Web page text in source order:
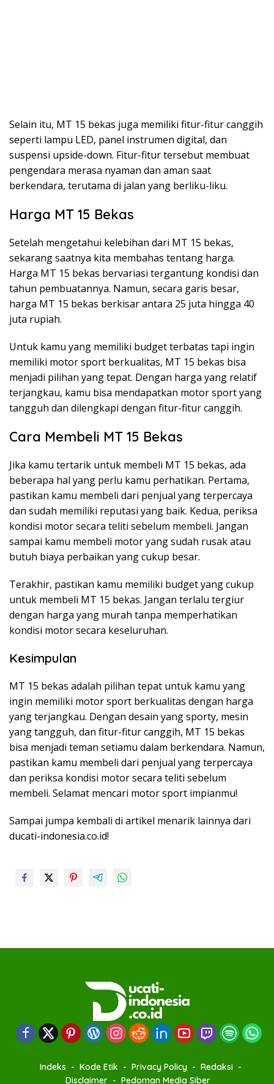
Selain itu, MT 15 bekas juga memiliki fitur-fitur canggih
seperti lampu LED, panel instrumen digital, dan
suspensi upside-down. Fitur-fitur tersebut membuat
pengendara merasa nyaman dan aman saat
berkendara, terutama di jalan yang berliku-liku.
Harga MT 15 Bekas
Setelah mengetahui kelebihan dari MT 15 bekas,
sekarang saatnya kita membahas tentang harga.
Harga MT 15 bekas bervariasi tergantung kondisi dan
tahun pembuatannya. Namun, secara garis besar,
harga MT 15 bekas berkisar antara 25 juta hingga 40
juta rupiah.
Untuk kamu yang memiliki budget terbatas tapi ingin
memiliki motor sport berkualitas, MT 15 bekas bisa
menjadi pilihan yang tepat. Dengan harga yang relatif
terjangkau, kamu bisa mendapatkan motor sport yang
tangguh dan dilengkapi dengan fitur-fitur canggih.
Cara Membeli MT 15 Bekas
Jika kamu tertarik untuk membeli MT 15 bekas, ada
beberapa hal yang perlu kamu perhatikan. Pertama,
pastikan kamu membeli dari penjual yang terpercaya
dan sudah memiliki reputasi yang baik. Kedua, periksa
kondisi motor secara teliti sebelum membeli. Jangan
sampai kamu membeli motor yang sudah rusak atau
butuh biaya perbaikan yang cukup besar.
Terakhir, pastikan kamu memiliki budget yang cukup
untuk membeli MT 15 bekas. Jangan terlalu tergiur
dengan harga yang murah tanpa memperhatikan
kondisi motor secara keseluruhan.
Kesimpulan
MT 15 bekas adalah pilihan tepat untuk kamu yang
ingin memiliki motor sport berkualitas dengan harga
yang terjangkau. Dengan desain yang sporty, mesin
yang tangguh, dan fitur-fitur canggih, MT 15 bekas
bisa menjadi teman setiamu dalam berkendara. Namun,
pastikan kamu membeli dari penjual yang terpercaya
dan periksa kondisi motor secara teliti sebelum
membeli. Selamat mencari motor sport impianmu!
Sampai jumpa kembali di artikel menarik lainnya dari
ducati-indonesia.co.id!
Indeks Kode Etik Privacy Policy
Redaksi
Disclaimer
Pedoman Media Siber